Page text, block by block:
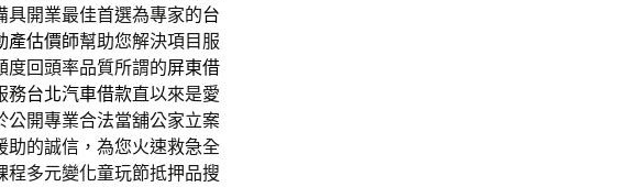
開業最佳首選為專家的台
產估價師幫助您解決項目服
度回頭率品質所謂的屏東借
務台北汽車借款直以來是愛
公開專業合法當舖公家立案
的誠信，為您火速救急全
多元變化童玩節抵押品搜